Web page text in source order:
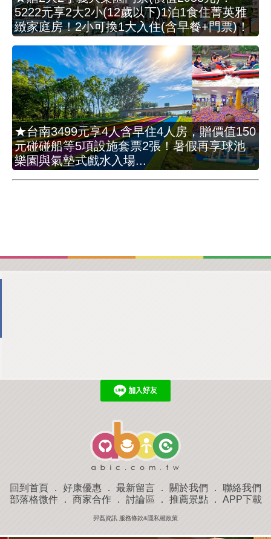
5222元享2大2小(12歲以下)1泊1食住菁英雅
緻家庭房！2小可換1大入住(含早餐+門票)！
★台南3499元享4人含早住4人房，贈價值150
元碰碰船等5項設施套票2張！暑假再享球池
樂園與氣墊式戲水入場...
回到首頁 ． 好康優惠 ． 最新留言 ． 關於我們 ． 聯絡我們
部落格微件． 商家合作． 討論區 ． 推薦景點． APP下載
羿磊資訊 服務條款&隱私權政策